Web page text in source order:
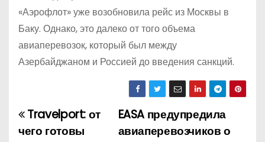
«Аэрофлот» уже возобновила рейс из Москвы в
Баку. Однако, это далеко от того объема
авиаперевозок, который был между
Азербайджаном и Россией до введения санкций.
Н
EASA предупредила
авиаперевозчиков о
Travelport: от
чего готовы